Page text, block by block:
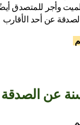
وأجر للمتصدق
عن أحد الأقارب
عن